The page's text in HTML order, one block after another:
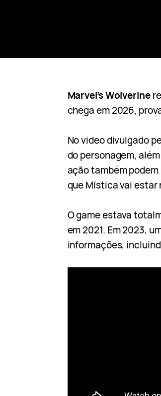
Marvel’s Wolverine
chega em 2026,
No video divulgado
do personagem,
ação também
que Mística vai estar
O game estava
em 2021. Em 2023,
informações,